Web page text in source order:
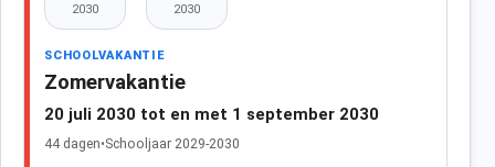
2030 2030
SCHOOLVAKANTIE
Zomervakantie
20 juli 2030 tot en met 1 september 2030
44 dagen•Schooljaar 2029-2030